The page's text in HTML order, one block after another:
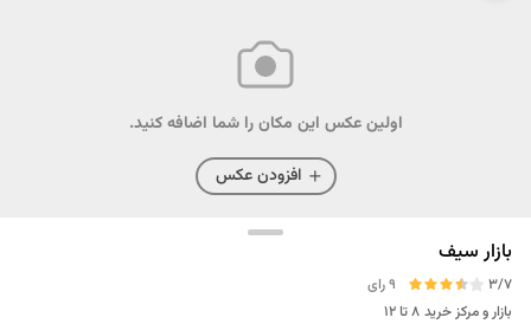
اولین عکس این مکان را شما اضافه کنید.
افزودن عکس
بازار سیف
3/7
9 رای
بازار و مرکز خرید ۸ تا ۱۲